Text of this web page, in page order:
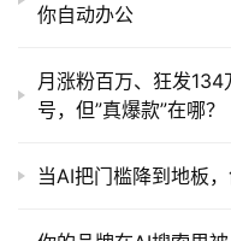
你自动办公
月涨粉百万、狂发
号，但”真爆款”在哪？
当AI把门槛降到地板